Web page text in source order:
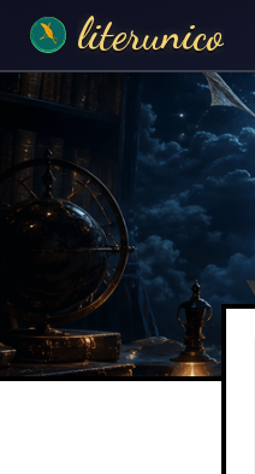
literunico